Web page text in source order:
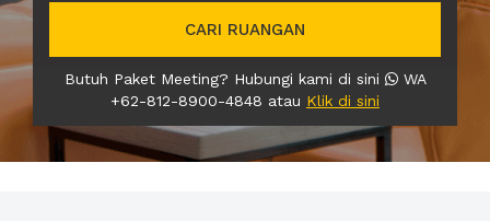
CARI RUANGAN
Butuh Paket Meeting? Hubungi kami di sini
WA
+62-812-8900-4848 atau Klik di sini